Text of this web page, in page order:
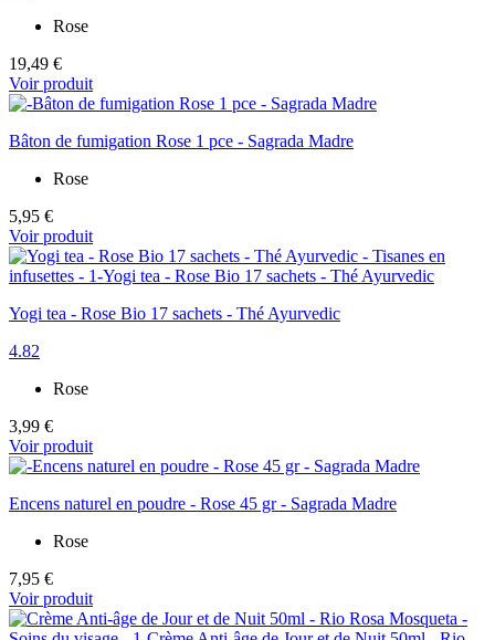
Rose
19,49 €
Voir produit
Bâton de fumigation Rose 1 pce - Sagrada Madre
Rose
5,95 €
Voir produit
Yogi tea - Rose Bio 17 sachets - Thé Ayurvedic
4.82
Rose
3,99 €
Voir produit
Encens naturel en poudre - Rose 45 gr - Sagrada Madre
Rose
7,95 €
Voir produit